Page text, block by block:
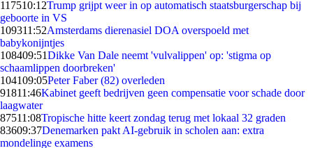
117510:12Trump grijpt weer in op automatisch staatsburgerschap bij
geboorte in VS
109311:52Amsterdams dierenasiel DOA overspoeld met
babykonijntjes
108409:51Dikke Van Dale neemt 'vulvalippen' op: 'stigma op
schaamlippen doorbreken'
104109:05Peter Faber (82) overleden
91811:46Kabinet geeft bedrijven geen compensatie voor schade door
laagwater
87511:08Tropische hitte keert zondag terug met lokaal 32 graden
83609:37Denemarken pakt AI-gebruik in scholen aan: extra
mondelinge examens